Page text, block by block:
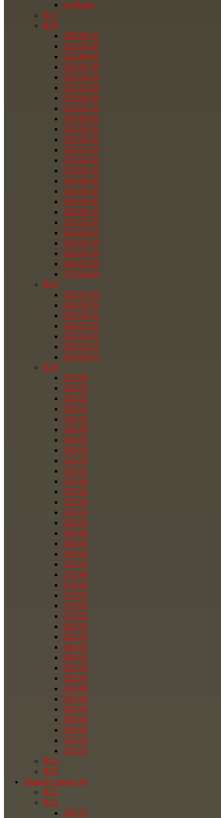
на Ниву
R17
R18
285/60/18
215/55/18
225/40/18
225/45/18
225/50/18
225/55/18
225/60/18
225/65/18
235/40/18
235/45/18
235/50/18
235/55/18
235/60/18
235/65/18
245/40/18
245/45/18
245/50/18
245/60/18
255/55/18
255/60/18
255/65/18
265/60/18
265/65/18
275/60/18
R19
225/55/19
235/50/19
235/55/19
245/55/19
255/50/19
255/55/19
265/50/19
R20
225/50
225/55
235/35
235/55
245/35
245/40
245/45
245/50
255/30
255/35
255/40
255/45
255/50
255/55
265/35
265/40
265/45
265/50
275/35
275/40
275/45
275/55
275/60
275/65
285/30
285/35
285/45
285/50
295/30
295/35
295/40
295/45
305/30
305/40
305/45
315/35
325/35
R21
R22
Зимние шины бу
R12
R13
135/70